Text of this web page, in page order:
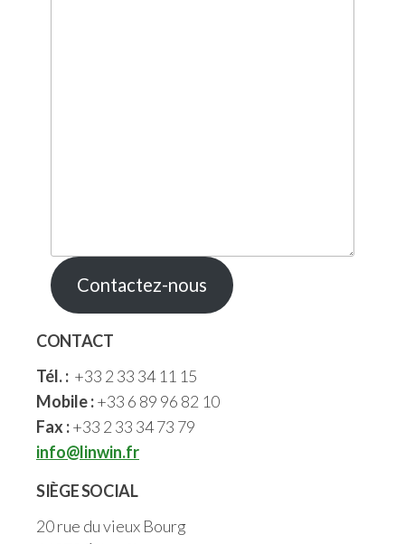
Contactez-nous
CONTACT
Tél. : +33 2 33 34 11 15
Mobile :+33 6 89 96 82 10
Fax :+33 2 33 34 73 79
info@linwin.fr
SIÈGE SOCIAL
20 rue du vieux Bourg